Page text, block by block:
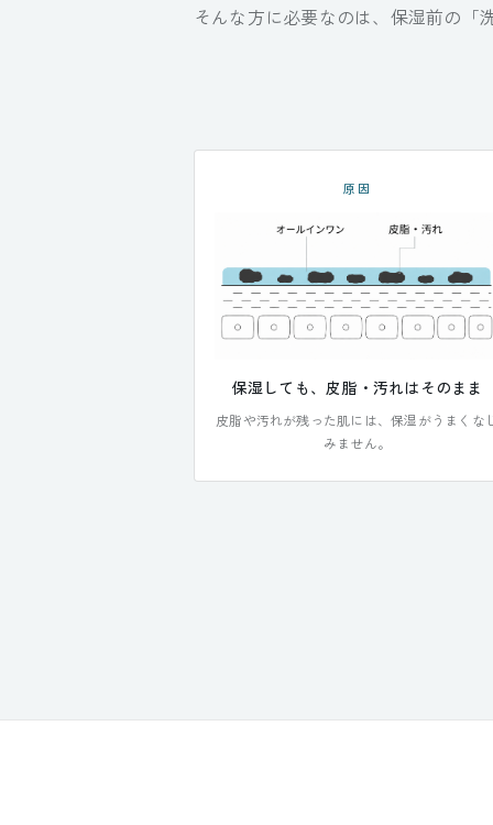
そんな方に必要なのは、保湿前の「
原因
保湿しても、皮脂・汚れはそのまま
皮脂や汚れが残った肌には、保湿がうまくな
みません。